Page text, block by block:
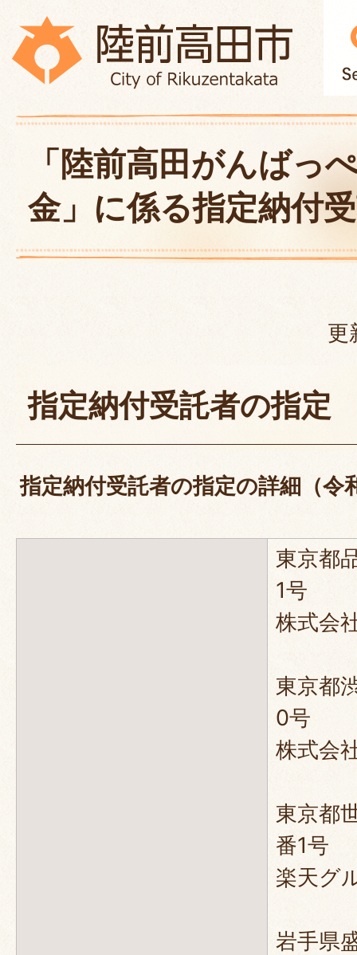
「陸前高田がんばっ
金」に係る指定納付
更
指定納付受託者の指定
指定納付受託者の指定の詳細（令
東京都
1号
株式会
東京都
0号
株式会
東京都
番1号
楽天グ
岩手県